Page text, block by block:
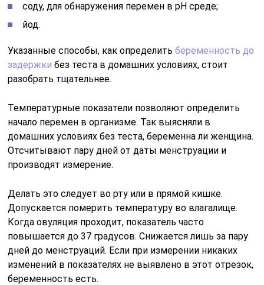
соду, для обнаружения перемен в pH среде;
йод.
Указанные способы, как определитьбеременность до
задержки без теста в домашних условиях, стоит
разобрать тщательнее.
Температурные показатели позволяют определить
начало перемен в организме. Так выясняли в
домашних условиях без теста, беременна ли женщина.
Отсчитывают пару дней от даты менструации и
производят измерение.
Делать это следует во рту или в прямой кишке.
Допускается померить температуру во влагалище.
Когда овуляция проходит, показатель часто
повышается до 37 градусов. Снижается лишь за пару
дней до менструаций. Если при измерении никаких
изменений в показателях не выявлено в этот отрезок,
беременность есть.